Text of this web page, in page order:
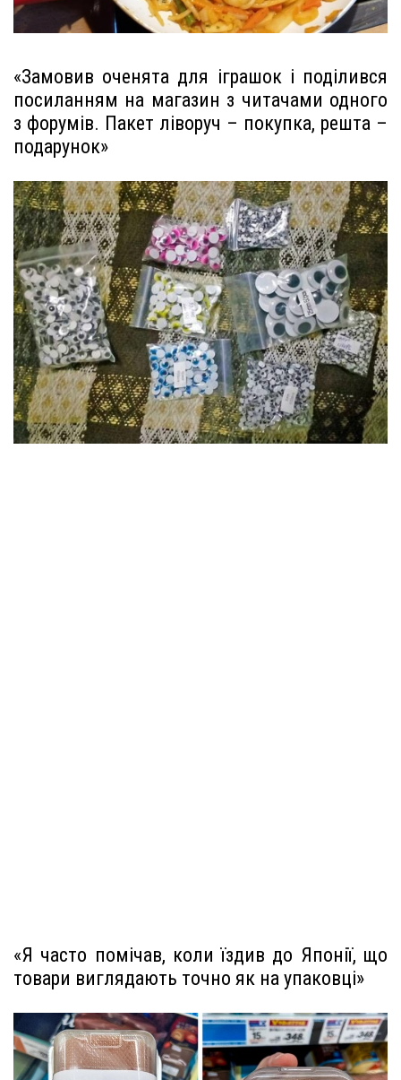
«Замовив оченята для іграшок і поділився
посиланням на магазин з читачами одного
з форумів. Пакет ліворуч – покупка, решта –
подарунок»
«Я часто помічав, коли їздив до Японії, що
товари виглядають точно як на упаковці»